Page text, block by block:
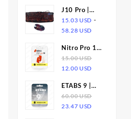
Joystick para
Celular
precios:
desde
J10 Pro |
Teclado
Retroiluminado
Mouse
Gamer RGB
Luminous
15.03 USD -
58.28 USD
precios:
desde
Nitro Pro 10
| Licencia
15.00USD
El
original
era:
15.00 USD.
12.00 USD
actual
es:
ETABS 9 |
Suscripcion
60.00USD
El
23.47 USD